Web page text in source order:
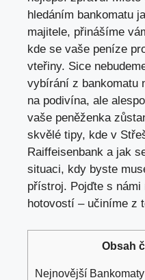
hledáním bankomatu
majitele, přinášíme
kde se vaše peníze
vteřiny. Sice
vybírání z bankomatu
na podivína, ale
vaše peněženka
skvělé tipy, kde v
Raiffeisenbank a jak
situaci, kdy byste
přístroj. Pojďte s
hotovostí – učiníme z
Obsah
Nejnovější